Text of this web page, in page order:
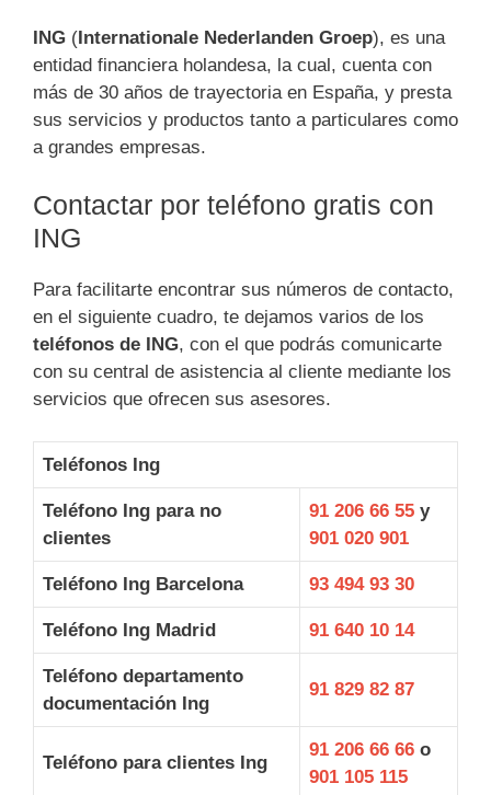
ING (Internationale Nederlanden Groep), es una
entidad financiera holandesa, la cual, cuenta con
más de 30 años de trayectoria en España, y presta
sus servicios y productos tanto a particulares como
a grandes empresas.
Contactar por teléfono gratis con
ING
Para facilitarte encontrar sus números de contacto,
en el siguiente cuadro, te dejamos varios de los
teléfonos de ING, con el que podrás comunicarte
con su central de asistencia al cliente mediante los
servicios que ofrecen sus asesores.
Teléfonos Ing
Teléfono Ing para no
clientes
91 206 66 55 y
901 020 901
Teléfono Ing Barcelona 93 494 93 30
Teléfono Ing Madrid 91 640 10 14
Teléfono departamento
documentación Ing
91 829 82 87
Teléfono para clientes Ing
91 206 66 66 o
901 105 115